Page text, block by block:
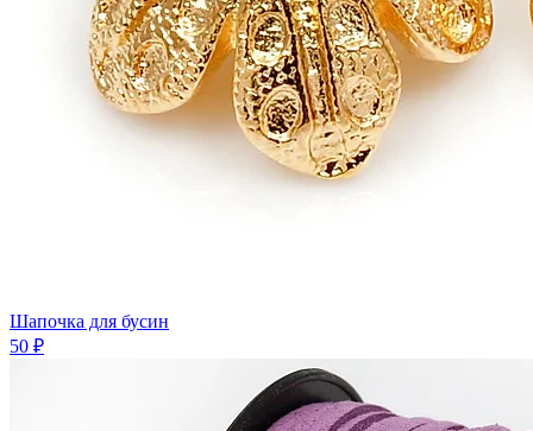
Шапочка для бусин
50 ₽